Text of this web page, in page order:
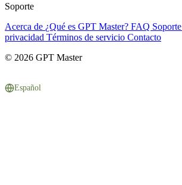
Soporte
Acerca de ¿Qué es GPT Master? FAQ Soporte
privacidad Términos de servicio Contacto
© 2026 GPT Master
Español